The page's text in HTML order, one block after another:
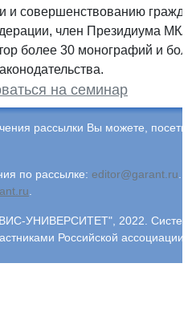
и совершенствованию
член Президиума
более 30 монографий и
на семинар
рассылки Вы можете,
по рассылке: editor@garant.ru
УНИВЕРСИТЕТ", 2022. Система
Российской